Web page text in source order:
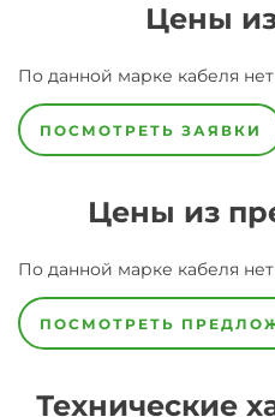
Цены
По данной марке кабеля
ПОСМОТРЕТЬ ЗАЯВКИ
Цены из
По данной марке кабеля
ПОСМОТРЕТЬ
Технические